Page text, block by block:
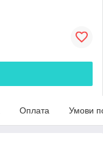
Оплата Умови